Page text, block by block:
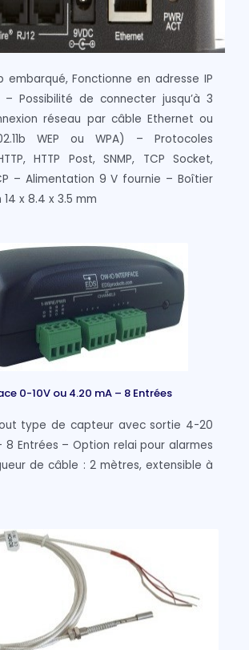
embarqué, Fonctionne en adresse IP
– Possibilité de connecter jusqu’à 3
réseau par câble Ethernet ou
WEP ou WPA) – Protocoles
HTTP Post, SNMP, TCP Socket,
– Alimentation 9 V fournie – Boîtier
14 x 8.4 x 3.5 mm
0-10V ou 4.20 mA – 8 Entrées
type de capteur avec sortie 4-20
8 Entrées – Option relai pour alarmes
de câble : 2 mètres, extensible à